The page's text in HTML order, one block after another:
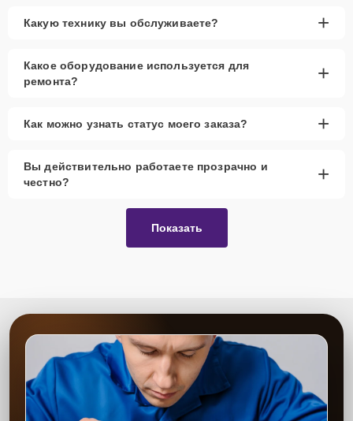
Какую технику вы обслуживаете? +
Какое оборудование используется для
ремонта?
+
Как можно узнать статус моего заказа? +
Вы действительно работаете прозрачно и
честно?
+
Показать